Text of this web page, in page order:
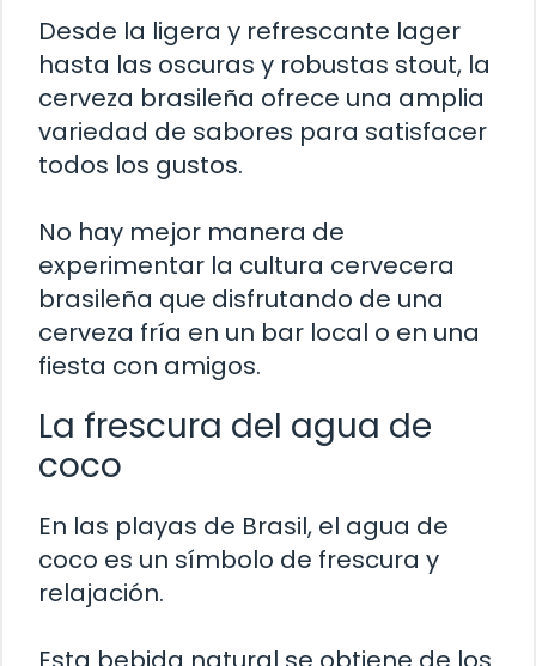
Desde la ligera y refrescante lager
hasta las oscuras y robustas stout, la
cerveza brasileña ofrece una amplia
variedad de sabores para satisfacer
todos los gustos.
No hay mejor manera de
experimentar la cultura cervecera
brasileña que disfrutando de una
cerveza fría en un bar local o en una
fiesta con amigos.
La frescura del agua de
coco
En las playas de Brasil, el agua de
coco es un símbolo de frescura y
relajación.